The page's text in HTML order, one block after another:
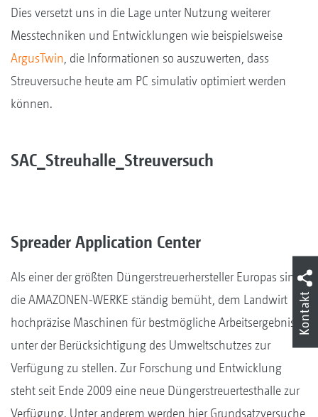
Dies versetzt uns in die Lage unter Nutzung weiterer
Messtechniken und Entwicklungen wie beispielsweise
ArgusTwin , die Informationen so auszuwerten, dass
Streuversuche heute am PC simulativ optimiert werden
können.
SAC_Streuhalle_Streuversuch
Spreader Application Center
Als einer der größten Düngerstreuerhersteller Europas sind
die AMAZONEN-WERKE ständig bemüht, dem Landwirt
hochpräzise Maschinen für bestmögliche Arbeitsergebnisse
unter der Berücksichtigung des Umweltschutzes zur
Verfügung zu stellen. Zur Forschung und Entwicklung
steht seit Ende 2009 eine neue Düngerstreuertesthalle zur
Verfügung. Unter anderem werden hier Grundsatzversuche
Kontakt